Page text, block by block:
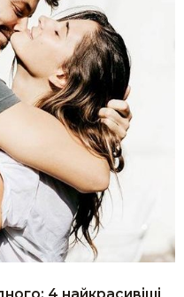
4 найкрасивіші